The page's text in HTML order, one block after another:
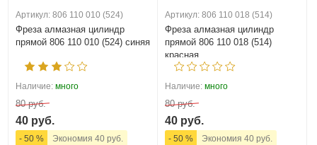
Артикул: 806 110 010 (524)
Фреза алмазная цилиндр
прямой 806 110 010 (524) синяя
Наличие: много
80 руб.
40 руб.
- 50 % Экономия 40 руб.
Артикул: 806 110 018 (514)
Фреза алмазная цилиндр
прямой 806 110 018 (514)
красная
Наличие: много
80 руб.
40 руб.
- 50 % Экономия 40 руб.